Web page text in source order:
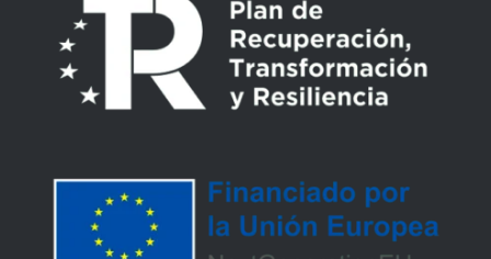
Declaración de Accesibilidad
Política de cookies (UE)